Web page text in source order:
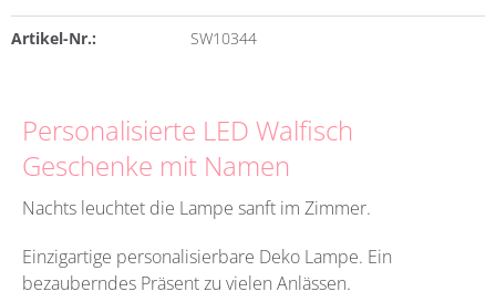
Artikel-Nr.: SW10344
Personalisierte LED Walfisch
Geschenke mit Namen
Nachts leuchtet die Lampe sanft im Zimmer.
Einzigartige personalisierbare Deko Lampe. Ein
bezauberndes Präsent zu vielen Anlässen.